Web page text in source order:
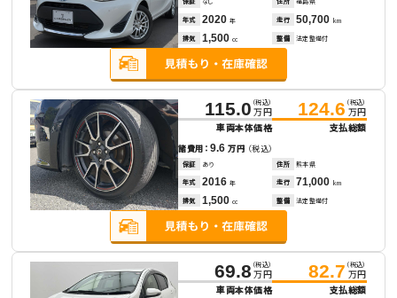
年式 2020 年 走行 50,700 km
排気 1,500 cc 整備 法定整備付
115.0 （税込）
万円
車両本体価格
124.6 （税込）
万円
支払総額
諸費用：9.6万円 （税込）
保証 あり 住所 熊本県
年式 2016 年 走行 71,000 km
排気 1,500 cc 整備 法定整備付
69.8 （税込）
万円
車両本体価格
82.7 （税込）
万円
支払総額